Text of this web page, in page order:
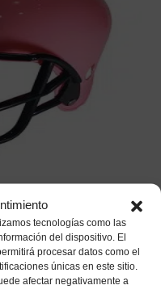
tecnologías como las
del dispositivo. El
procesar datos como el
únicas en este sitio.
afectar negativamente a
de deseos